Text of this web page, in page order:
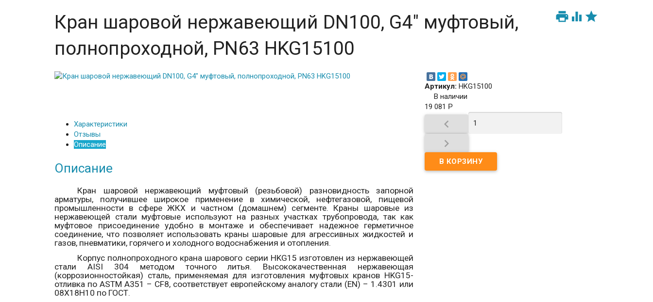
  
Кран шаровой нержавеющий DN100, G4" муфтовый,
полнопроходной, PN63 HKG15100
Артикул: HKG15100
В наличии
19 081 Р


Характеристики
Отзывы
Описание
Описание
Кран шаровой нержавеющий муфтовый (резьбовой) разновидность запорной
арматуры, получившее широкое применение в химической, нефтегазовой, пищевой
промышленности в сфере ЖКХ и частном (домашнем) сегменте. Краны шаровые из
нержавеющей стали муфтовые используют на разных участках трубопровода, так как
муфтовое присоединение удобно в монтаже и обеспечивает надежное герметичное
соединение, что позволяет использовать краны шаровые для агрессивных жидкостей и
газов, пневматики, горячего и холодного водоснабжения и отопления.
Корпус полнопроходного крана шарового серии HKG15 изготовлен из нержавеющей
стали AISI 304 методом точного литья. Высококачественная нержавеющая
(коррозионностойкая) сталь, применяемая для изготовления муфтовых кранов HKG15-
отливка по ASTM A351 – CF8, соответствует европейскому аналогу стали (EN) – 1.4301 или
08Х18Н10 по ГОСТ.